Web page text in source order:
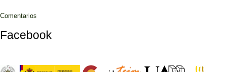
Comentarios
Facebook